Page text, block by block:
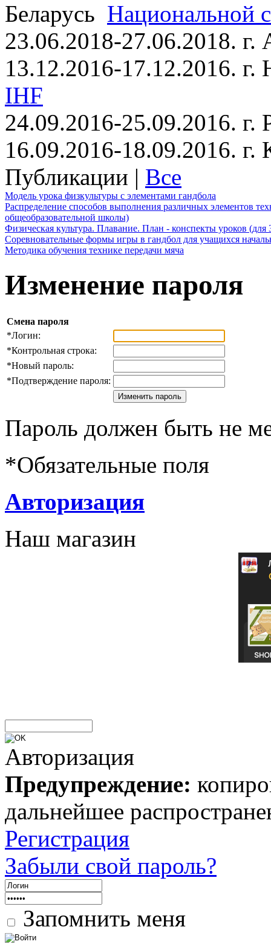
Беларусь Национальной
23.06.2018-27.06.2018.
13.12.2016-17.12.2016.
IHF
24.09.2016-25.09.2016. г.
16.09.2016-18.09.2016.
Публикации | Все
Модель урока физкультуры с элементами гандбола
Распределение способов выполнения различных элементов
общеобразовательной школы)
Физическая культура. Плавание. План - конспекты уроков (для
Соревновательные формы игры в гандбол для учащихся
Методика обучения технике передачи мяча
Изменение пароля
Смена пароля
*Логин:
*Контрольная строка:
*Новый пароль:
*Подтверждение пароля:
Пароль должен быть не
*Обязательные поля
Авторизация
Наш магазин
Авторизация
Предупреждение:
дальнейшее
Регистрация
Забыли свой пароль?
Запомнить меня